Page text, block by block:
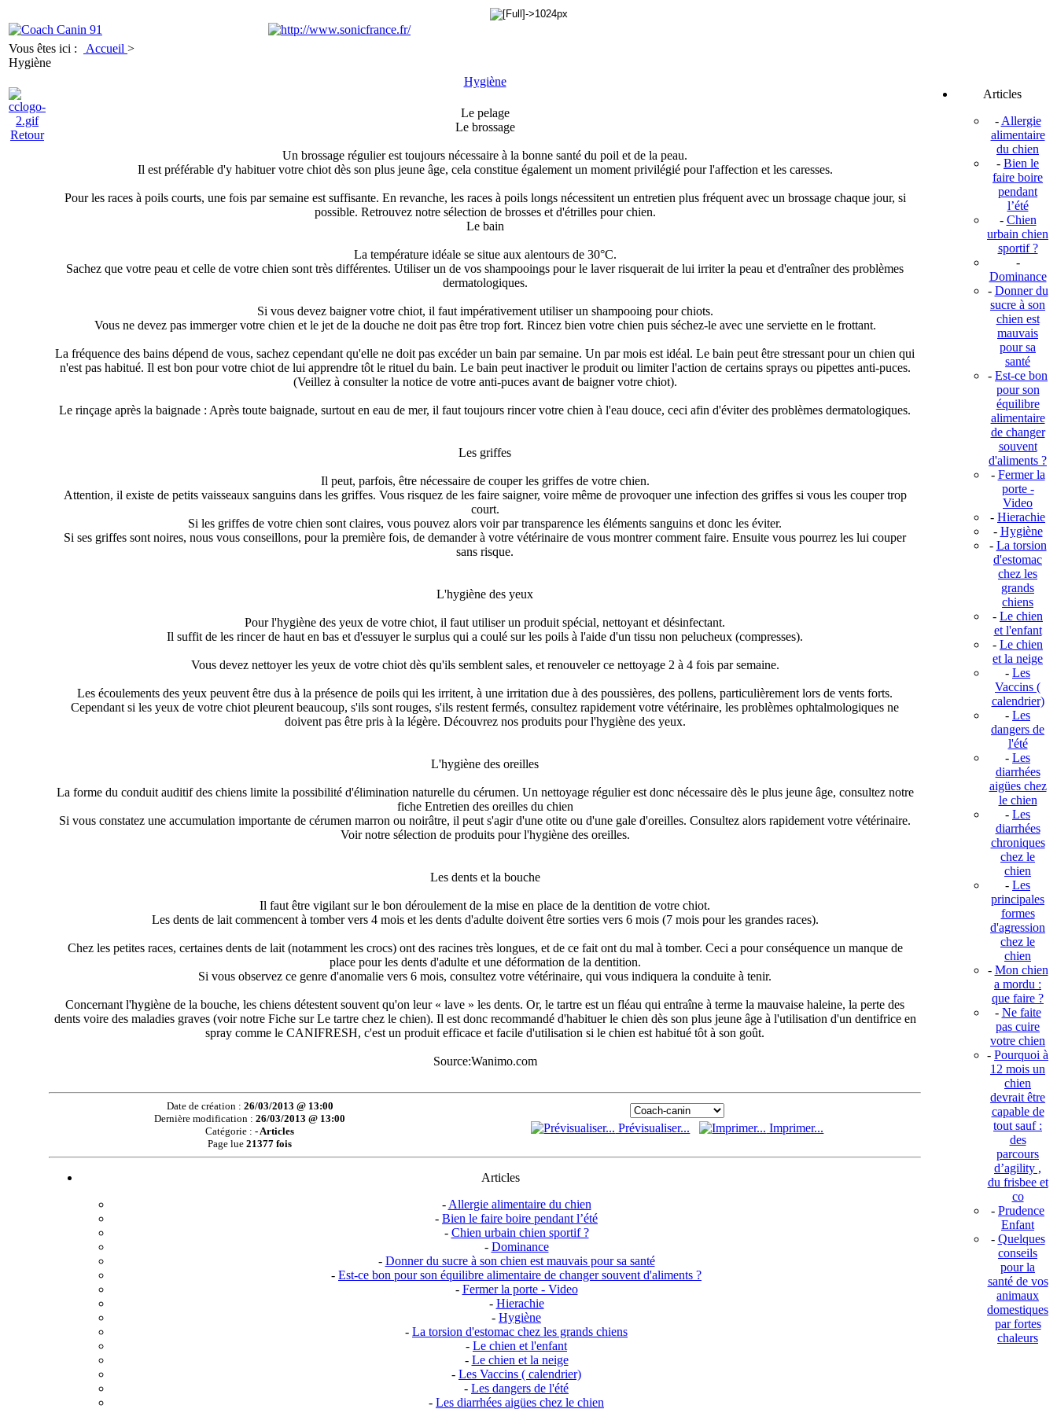
Vous êtes ici : Accueil >
Hygiène
Retour
Hygiène
Le pelage
Le brossage
Un brossage régulier est toujours nécessaire à la bonne santé du poil et de la peau.
Il est préférable d'y habituer votre chiot dès son plus jeune âge, cela constitue également un moment privilégié pour l'affection et les caresses.
Pour les races à poils courts, une fois par semaine est suffisante. En revanche, les races à poils longs nécessitent un entretien plus fréquent avec un brossage chaque jour, si
possible. Retrouvez notre sélection de brosses et d'étrilles pour chien.
Le bain
La température idéale se situe aux alentours de 30°C.
Sachez que votre peau et celle de votre chien sont très différentes. Utiliser un de vos shampooings pour le laver risquerait de lui irriter la peau et d'entraîner des problèmes
dermatologiques.
Si vous devez baigner votre chiot, il faut impérativement utiliser un shampooing pour chiots.
Vous ne devez pas immerger votre chien et le jet de la douche ne doit pas être trop fort. Rincez bien votre chien puis séchez-le avec une serviette en le frottant.
La fréquence des bains dépend de vous, sachez cependant qu'elle ne doit pas excéder un bain par semaine. Un par mois est idéal. Le bain peut être stressant pour un chien qui
n'est pas habitué. Il est bon pour votre chiot de lui apprendre tôt le rituel du bain. Le bain peut inactiver le produit ou limiter l'action de certains sprays ou pipettes anti-puces.
(Veillez à consulter la notice de votre anti-puces avant de baigner votre chiot).
Le rinçage après la baignade : Après toute baignade, surtout en eau de mer, il faut toujours rincer votre chien à l'eau douce, ceci afin d'éviter des problèmes dermatologiques.
Les griffes
Il peut, parfois, être nécessaire de couper les griffes de votre chien.
Attention, il existe de petits vaisseaux sanguins dans les griffes. Vous risquez de les faire saigner, voire même de provoquer une infection des griffes si vous les couper trop
court.
Si les griffes de votre chien sont claires, vous pouvez alors voir par transparence les éléments sanguins et donc les éviter.
Si ses griffes sont noires, nous vous conseillons, pour la première fois, de demander à votre vétérinaire de vous montrer comment faire. Ensuite vous pourrez les lui couper
sans risque.
L'hygiène des yeux
Pour l'hygiène des yeux de votre chiot, il faut utiliser un produit spécial, nettoyant et désinfectant.
Il suffit de les rincer de haut en bas et d'essuyer le surplus qui a coulé sur les poils à l'aide d'un tissu non pelucheux (compresses).
Vous devez nettoyer les yeux de votre chiot dès qu'ils semblent sales, et renouveler ce nettoyage 2 à 4 fois par semaine.
Les écoulements des yeux peuvent être dus à la présence de poils qui les irritent, à une irritation due à des poussières, des pollens, particulièrement lors de vents forts.
Cependant si les yeux de votre chiot pleurent beaucoup, s'ils sont rouges, s'ils restent fermés, consultez rapidement votre vétérinaire, les problèmes ophtalmologiques ne
doivent pas être pris à la légère. Découvrez nos produits pour l'hygiène des yeux.
L'hygiène des oreilles
La forme du conduit auditif des chiens limite la possibilité d'élimination naturelle du cérumen. Un nettoyage régulier est donc nécessaire dès le plus jeune âge, consultez notre
fiche Entretien des oreilles du chien
Si vous constatez une accumulation importante de cérumen marron ou noirâtre, il peut s'agir d'une otite ou d'une gale d'oreilles. Consultez alors rapidement votre vétérinaire.
Voir notre sélection de produits pour l'hygiène des oreilles.
Les dents et la bouche
Il faut être vigilant sur le bon déroulement de la mise en place de la dentition de votre chiot.
Les dents de lait commencent à tomber vers 4 mois et les dents d'adulte doivent être sorties vers 6 mois (7 mois pour les grandes races).
Chez les petites races, certaines dents de lait (notamment les crocs) ont des racines très longues, et de ce fait ont du mal à tomber. Ceci a pour conséquence un manque de
place pour les dents d'adulte et une déformation de la dentition.
Si vous observez ce genre d'anomalie vers 6 mois, consultez votre vétérinaire, qui vous indiquera la conduite à tenir.
Concernant l'hygiène de la bouche, les chiens détestent souvent qu'on leur « lave » les dents. Or, le tartre est un fléau qui entraîne à terme la mauvaise haleine, la perte des
dents voire des maladies graves (voir notre Fiche sur Le tartre chez le chien). Il est donc recommandé d'habituer le chien dès son plus jeune âge à l'utilisation d'un dentifrice en
spray comme le CANIFRESH, c'est un produit efficace et facile d'utilisation si le chien est habitué tôt à son goût.
Source:Wanimo.com
Date de création : 26/03/2013 @ 13:00
Dernière modification :26/03/2013 @ 13:00
Catégorie :- Articles
Page lue21377 fois
Prévisualiser... Imprimer...
Articles
- Allergie alimentaire du chien
- Bien le faire boire pendant l’été
- Chien urbain chien sportif ?
- Dominance
- Donner du sucre à son chien est mauvais pour sa santé
- Est-ce bon pour son équilibre alimentaire de changer souvent d'aliments ?
- Fermer la porte - Video
- Hierachie
- Hygiène
- La torsion d'estomac chez les grands chiens
- Le chien et l'enfant
- Le chien et la neige
- Les Vaccins ( calendrier)
- Les dangers de l'été
- Les diarrhées aigües chez le chien
Articles
- Allergie
alimentaire
du chien
- Bien le
faire boire
pendant
l’été
- Chien
urbain chien
sportif ?
-
Dominance
- Donner du
sucre à son
chien est
mauvais
pour sa
santé
- Est-ce bon
pour son
équilibre
alimentaire
de changer
souvent
d'aliments ?
- Fermer la
porte -
Video
- Hierachie
- Hygiène
- La torsion
d'estomac
chez les
grands
chiens
- Le chien
et l'enfant
- Le chien
et la neige
- Les
Vaccins (
calendrier)
- Les
dangers de
l'été
- Les
diarrhées
aigües chez
le chien
- Les
diarrhées
chroniques
chez le
chien
- Les
principales
formes
d'agression
chez le
chien
- Mon chien
a mordu :
que faire ?
- Ne faite
pas cuire
votre chien
- Pourquoi à
12 mois un
chien
devrait être
capable de
tout sauf :
des
parcours
d’agility ,
du frisbee et
co
- Prudence
Enfant
- Quelques
conseils
pour la
santé de vos
animaux
domestiques
par fortes
chaleurs